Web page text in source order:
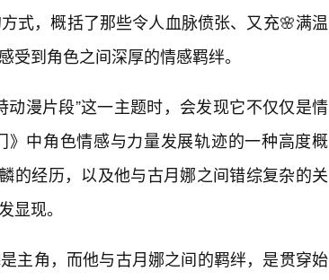
式，概括了那些令人血脉偾张、又充🌸满温
到角色之间深厚的情感羁绊。
漫片段”这一主题时，会发现它不仅仅是情
中角色情感与力量发展轨迹的一种高度概
的经历，以及他与古月娜之间错综复杂的关
显现。
主角，而他与古月娜之间的羁绊，是贯穿始